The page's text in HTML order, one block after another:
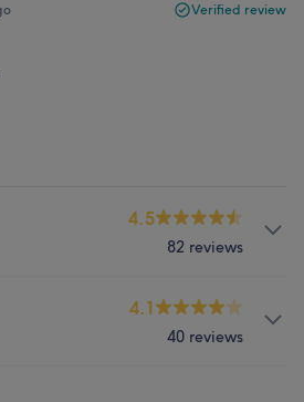
Verified review
4.5
82 reviews
4.1
40 reviews